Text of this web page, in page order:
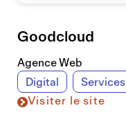
Goodcloud
Agence Web
Digital
Services
Visiter le site